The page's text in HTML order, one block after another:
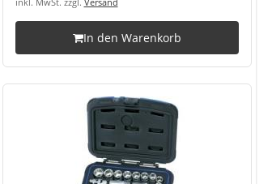
inkl. MwSt. zzgl. Versand
In den Warenkorb